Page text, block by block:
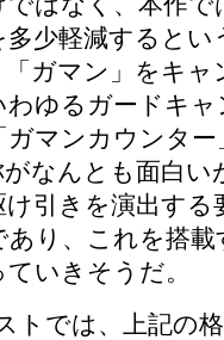
多少軽減すると
「ガマン」をキ
わゆるガードキ
ガマンカウンタ
なんとも面白
引きを演出す
あり、これを搭
いきそうだ。
トでは、上記の